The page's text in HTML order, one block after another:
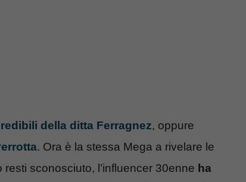
della ditta Ferragnez, oppure
. Ora è la stessa Mega a rivelare le
sconosciuto, l’influencer 30enne ha